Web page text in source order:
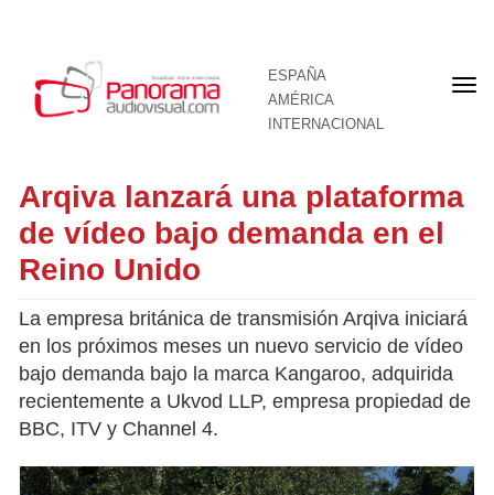
ESPAÑA
AMÉRICA
INTERNACIONAL
Arqiva lanzará una plataforma
de vídeo bajo demanda en el
Reino Unido
La empresa británica de transmisión Arqiva iniciará
en los próximos meses un nuevo servicio de vídeo
bajo demanda bajo la marca Kangaroo, adquirida
recientemente a Ukvod LLP, empresa propiedad de
BBC, ITV y Channel 4.